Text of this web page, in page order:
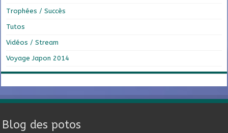
Trophées / Succès
Tutos
Vidéos / Stream
Voyage Japon 2014
Blog des potos